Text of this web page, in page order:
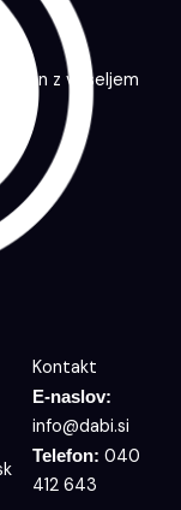
in z veseljem
Kontakt
E-naslov:
info@dabi.si
Telefon: 040
412 643